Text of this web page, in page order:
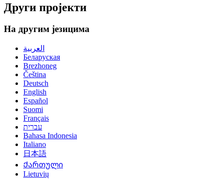
Други пројекти
На другим језицима
العربية
Беларуская
Brezhoneg
Čeština
Deutsch
English
Español
Suomi
Français
עברית
Bahasa Indonesia
Italiano
日本語
Ქართული
Lietuvių